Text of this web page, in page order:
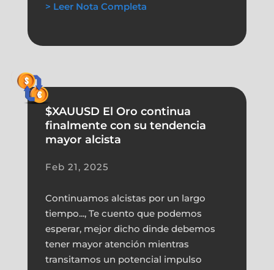
> Leer Nota Completa
$XAUUSD El Oro continua
finalmente con su tendencia
mayor alcista
Feb 21, 2025
Continuamos alcistas por un largo
tiempo..., Te cuento que podemos
esperar, mejor dicho dinde debemos
tener mayor atención mientras
transitamos un potencial impulso